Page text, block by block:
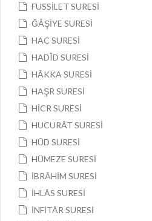
FUSSİLET SURESİ
ĞÂŞİYE SURESİ
HAC SURESİ
HADÎD SURESİ
HÂKKA SURESİ
HAŞR SURESİ
HİCR SURESİ
HUCURÂT SURESİ
HÛD SURESİ
HÜMEZE SURESİ
İBRÂHİM SURESİ
İHLÂS SURESİ
İNFİTÂR SURESİ